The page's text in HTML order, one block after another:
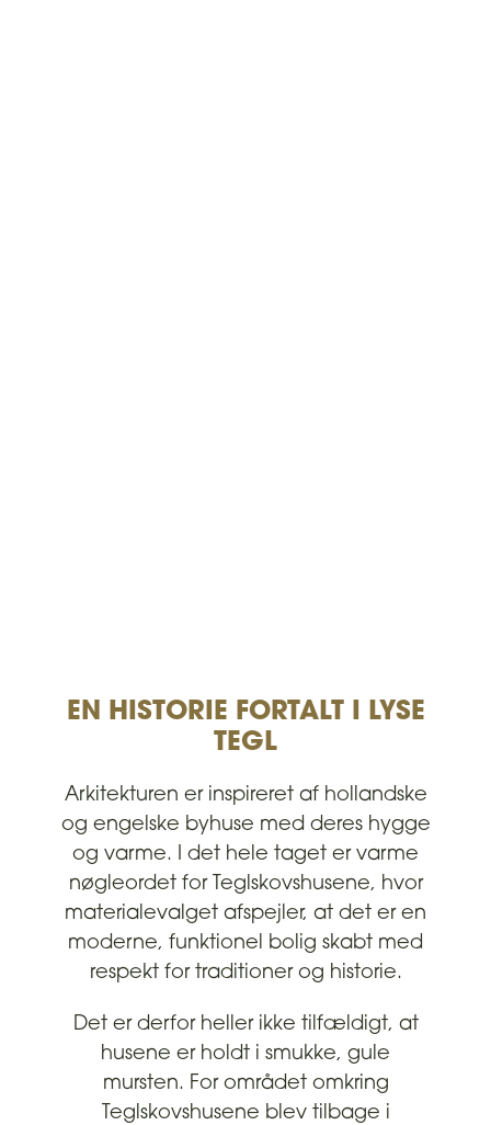
EN HISTORIE FORTALT I LYSE
TEGL
Arkitekturen er inspireret af hollandske
og engelske byhuse med deres hygge
og varme. I det hele taget er varme
nøgleordet for Teglskovshusene, hvor
materialevalget afspejler, at det er en
moderne, funktionel bolig skabt med
respekt for traditioner og historie.
Det er derfor heller ikke tilfældigt, at
husene er holdt i smukke, gule
mursten. For området omkring
Teglskovshusene blev tilbage i